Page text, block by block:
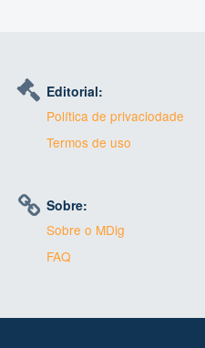
Editorial:
Política de privaciodade
Termos de uso
Sobre:
Sobre o MDig
FAQ